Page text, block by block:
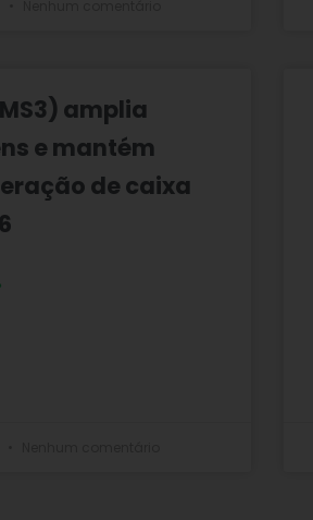
amplia
e mantém
de caixa